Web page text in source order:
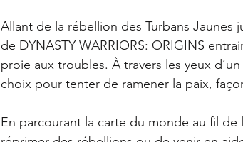
Allant de la rébellion des Turbans Jaunes
de DYNASTY WARRIORS: ORIGINS
proie aux troubles. À travers les yeux
choix pour tenter de ramener la paix,
En parcourant la carte du monde au fil